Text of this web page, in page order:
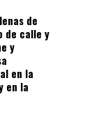
de
de calle y
y
en la
en la